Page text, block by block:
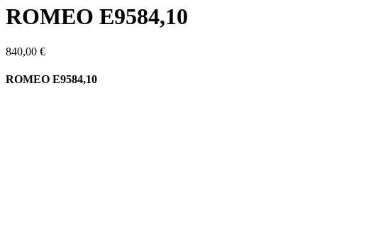
ROMEO Ε9584,10
840,00 €
ROMEO Ε9584,10